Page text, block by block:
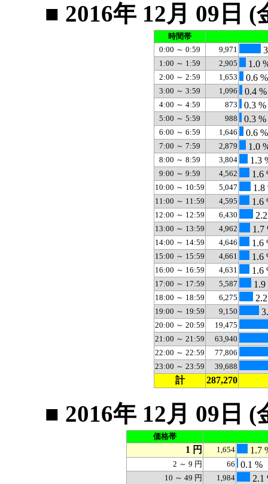
■ 2016年 12月 09日
時間帯
0:00 ～ 0:59
9,971
1:00 ～ 1:59 2,905 1.0
2:00 ～ 2:59 1,653 0.6 %
3:00 ～ 3:59 1,096 0.4 %
4:00 ～ 4:59 873 0.3 %
5:00 ～ 5:59 988 0.3 %
6:00 ～ 6:59 1,646 0.6 %
7:00 ～ 7:59 2,879 1.0
8:00 ～ 8:59 3,804 1.3
9:00 ～ 9:59 4,562 1.6
10:00 ～ 10:59 5,047 1.8
11:00 ～ 11:59 4,595 1.6
12:00 ～ 12:59 6,430
13:00 ～ 13:59 4,962 1.7
14:00 ～ 14:59 4,646 1.6
15:00 ～ 15:59 4,661 1.6
16:00 ～ 16:59 4,631 1.6
17:00 ～ 17:59 5,587 1.9
18:00 ～ 18:59 6,275
19:00 ～ 19:59 9,150
20:00 ～ 20:59
19,475
21:00 ～ 21:59
63,940
22:00 ～ 22:59
77,806
23:00 ～ 23:59
39,688
計 287,270
■ 2016年 12月 09日
価格帯
1 円 1,654 1.7
2 ～ 9 円 66 0.1 %
10 ～ 49 円 1,984 2.1